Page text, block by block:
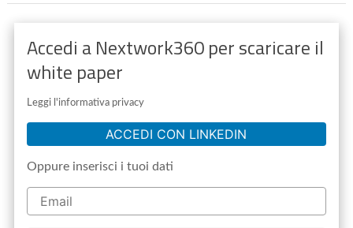
Accedi a Nextwork360 per scaricare il
white paper
Leggi l'informativa privacy
ACCEDI CON LINKEDIN
Oppure inserisci i tuoi dati